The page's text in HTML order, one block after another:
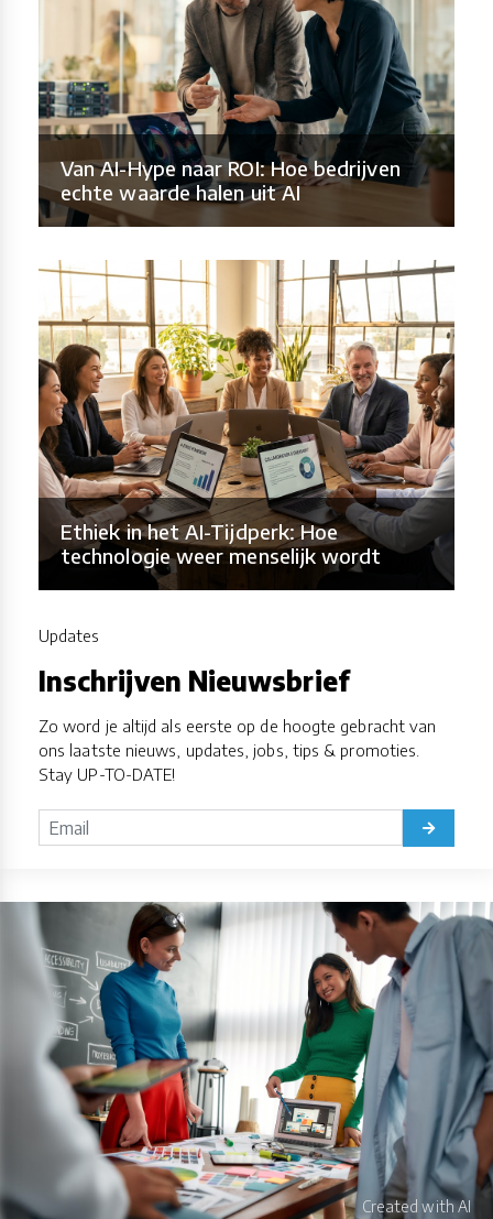
Van AI-Hype naar ROI: Hoe bedrijven
echte waarde halen uit AI
Ethiek in het AI-Tijdperk: Hoe
technologie weer menselijk wordt
Updates
Inschrijven Nieuwsbrief
Zo word je altijd als eerste op de hoogte gebracht van
ons laatste nieuws, updates, jobs, tips & promoties.
Stay UP-TO-DATE!